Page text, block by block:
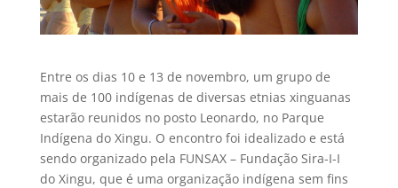
Entre os dias 10 e 13 de novembro, um grupo de
mais de 100 indígenas de diversas etnias xinguanas
estarão reunidos no posto Leonardo, no Parque
Indígena do Xingu. O encontro foi idealizado e está
sendo organizado pela FUNSAX – Fundação Sira-I-I
do Xingu, que é uma organização indígena sem fins